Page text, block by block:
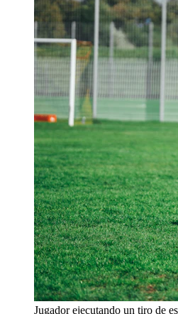
Jugador ejecutando un tiro de